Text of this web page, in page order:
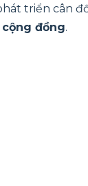
triển cân
đồng.